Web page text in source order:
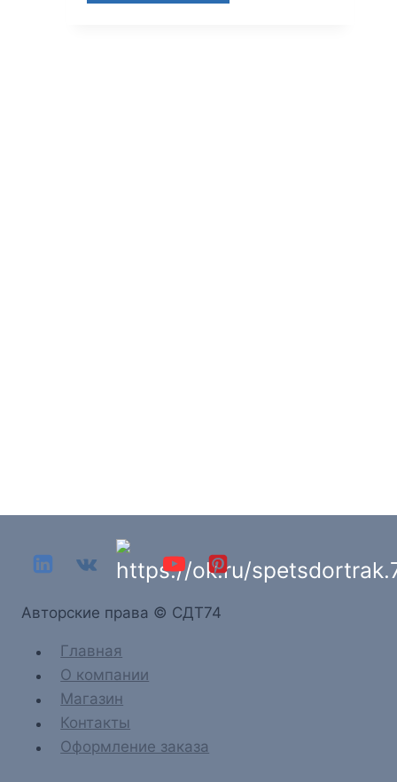
Aвторские права © СДТ74
Главная
О компании
Магазин
Контакты
Оформление заказа